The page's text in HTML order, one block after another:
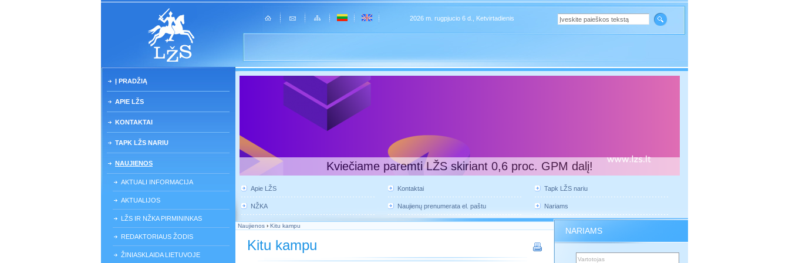
2026 m. rugpjucio 6 d., Ketvirtadienis
Į PRADŽIĄ
APIE LŽS
KONTAKTAI
TAPK LŽS NARIU
NAUJIENOS
AKTUALI INFORMACIJA
AKTUALIJOS
LŽS IR NŽKA PIRMININKAS
REDAKTORIAUS ŽODIS
ŽINIASKLAIDA LIETUVOJE
Kviečiame paremti LŽS skiriant 0,6 proc. GPM dalį!
Apie LŽS Kontaktai Tapk LŽS nariu
NŽKA Naujienų prenumerata el. paštu Nariams
Naujienos › Kitu kampu
Kitu kampu
NARIAMS